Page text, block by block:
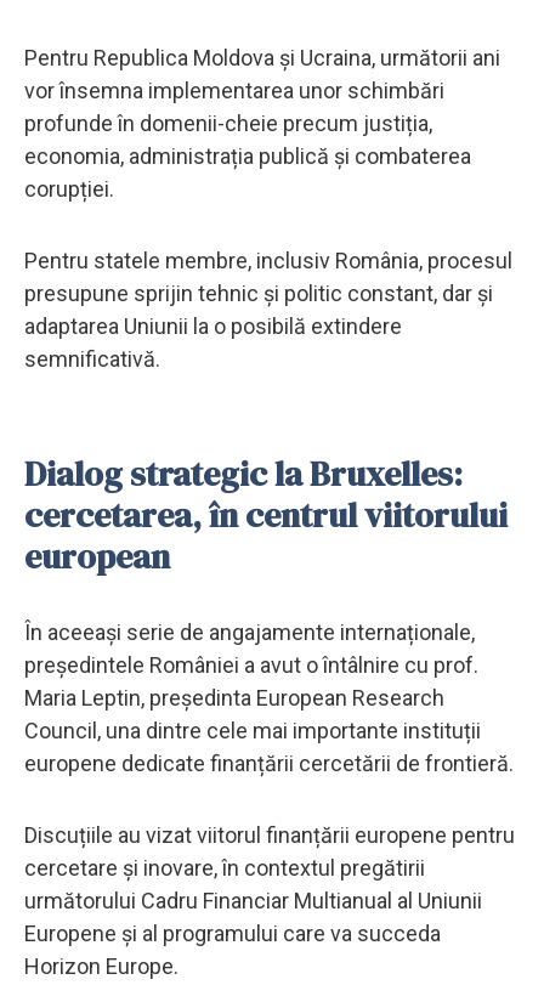
Pentru Republica Moldova și Ucraina, următorii ani
vor însemna implementarea unor schimbări
profunde în domenii-cheie precum justiția,
economia, administrația publică și combaterea
corupției.
Pentru statele membre, inclusiv România, procesul
presupune sprijin tehnic și politic constant, dar și
adaptarea Uniunii la o posibilă extindere
semnificativă.
Dialog strategic la Bruxelles:
cercetarea, în centrul viitorului
european
În aceeași serie de angajamente internaționale,
președintele României a avut o întâlnire cu prof.
Maria Leptin, președinta European Research
Council, una dintre cele mai importante instituții
europene dedicate finanțării cercetării de frontieră.
Discuțiile au vizat viitorul finanțării europene pentru
cercetare și inovare, în contextul pregătirii
următorului Cadru Financiar Multianual al Uniunii
Europene și al programului care va succeda
Horizon Europe.